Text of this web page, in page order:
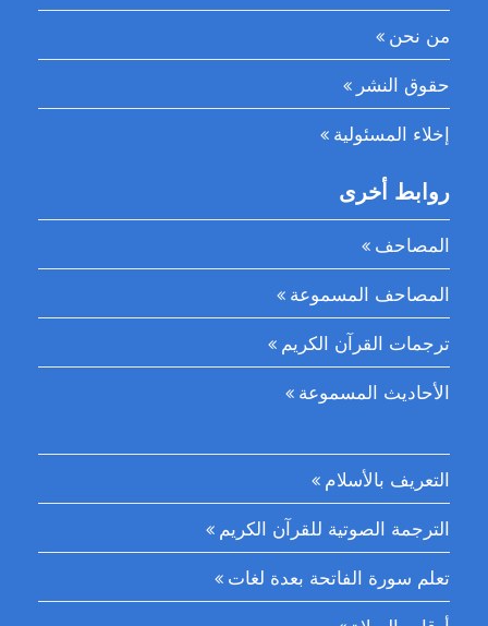
من نحن
حقوق النشر
إخلاء المسئولية
روابط أخرى
المصاحف
المصاحف المسموعة
ترجمات القرآن الكريم
الأحاديث المسموعة
التعريف بالأسلام
الترجمة الصوتية للقرآن الكريم
تعلم سورة الفاتحة بعدة لغات